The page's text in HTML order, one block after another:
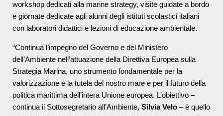
workshop dedicati alla marine strategy, visite guidate a bordo
e giornate dedicate agli alunni degli istituti scolastici italiani
con laboratori didattici e lezioni di educazione ambientale.
“Continua l’impegno del Governo e del Ministero
dell’Ambiente nell’attuazione della Direttiva Europea sulla
Strategia Marina, uno strumento fondamentale per la
valorizzazione e la tutela del nostro mare e per il futuro della
politica marittima dell’intera Unione europea. L’obiettivo –
continua il Sottosegretario all’Ambiente, Silvia Velo – è quello